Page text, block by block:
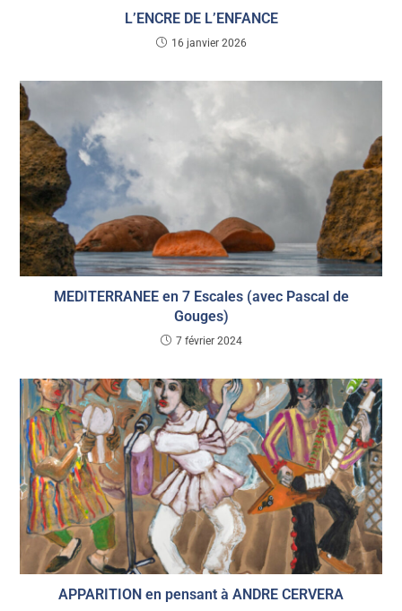
L’ENCRE DE L’ENFANCE
16 janvier 2026
MEDITERRANEE en 7 Escales (avec Pascal de
Gouges)
7 février 2024
APPARITION en pensant à ANDRE CERVERA